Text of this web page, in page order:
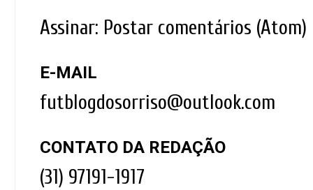
Assinar: Postar comentários (Atom)
E-MAIL
futblogdosorriso@outlook.com
CONTATO DA REDAÇÃO
(31) 97191-1917